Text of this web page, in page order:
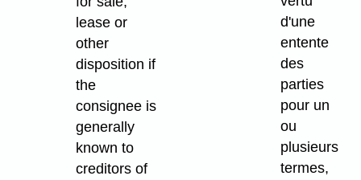
lease or
other
disposition if
the
consignee is
generally
known to
creditors of
d'une
entente
des
parties
pour un
ou
plusieurs
termes,